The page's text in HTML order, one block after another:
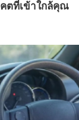
ตที่เข้าใกล้คุณ